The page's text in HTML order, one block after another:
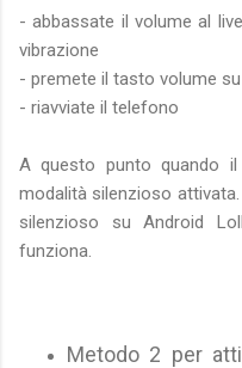
- abbassate il volume al
vibrazione
- premete il tasto volume
- riavviate il telefono
A questo punto quando
modalità silenzioso
silenzioso su Android
funziona.
Metodo 2 per